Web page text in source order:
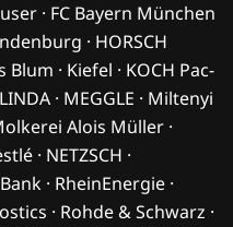
· FC Bayern München
· HORSCH
Blum · Kiefel · KOCH Pac-
· MEGGLE · Miltenyi
Alois Müller ·
· NETZSCH ·
· RheinEnergie ·
· Rohde & Schwarz ·